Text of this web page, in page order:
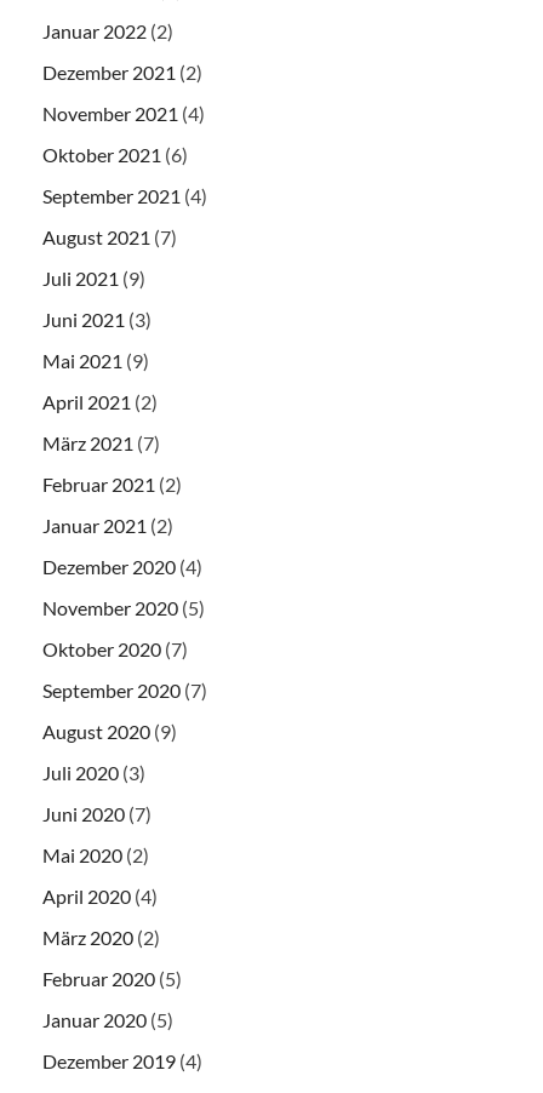
Januar 2022 (2)
Dezember 2021 (2)
November 2021 (4)
Oktober 2021 (6)
September 2021 (4)
August 2021 (7)
Juli 2021 (9)
Juni 2021 (3)
Mai 2021 (9)
April 2021 (2)
März 2021 (7)
Februar 2021 (2)
Januar 2021 (2)
Dezember 2020 (4)
November 2020 (5)
Oktober 2020 (7)
September 2020 (7)
August 2020 (9)
Juli 2020 (3)
Juni 2020 (7)
Mai 2020 (2)
April 2020 (4)
März 2020 (2)
Februar 2020 (5)
Januar 2020 (5)
Dezember 2019 (4)